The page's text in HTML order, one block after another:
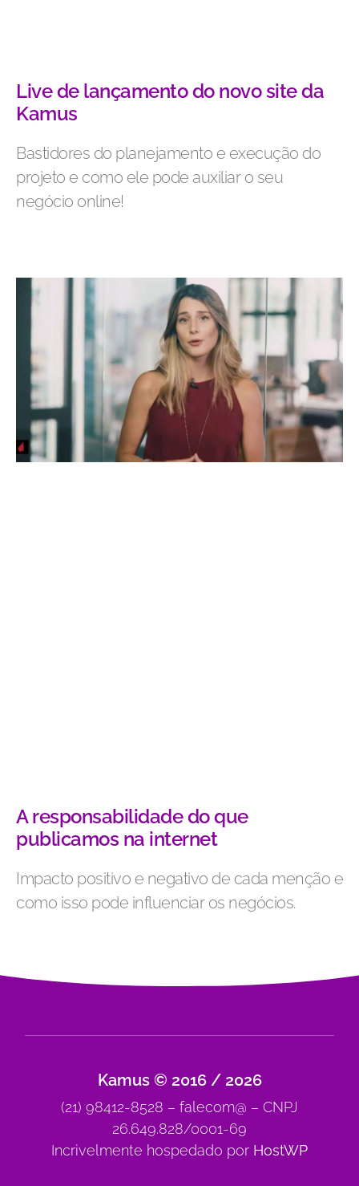
Live de lançamento do novo site da
Kamus
Bastidores do planejamento e execução do
projeto e como ele pode auxiliar o seu
negócio online!
A responsabilidade do que
publicamos na internet
Impacto positivo e negativo de cada menção e
como isso pode influenciar os negócios.
Kamus © 2016 / 2026
(21) 98412-8528 – falecom@ – CNPJ
26.649.828/0001-69
Incrivelmente hospedado por HostWP